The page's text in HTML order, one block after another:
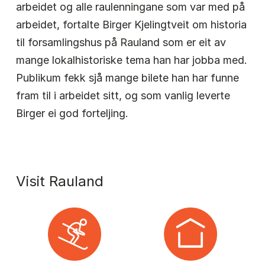
arbeidet og alle raulenningane som var med på
arbeidet, fortalte Birger Kjelingtveit om historia
til forsamlingshus på Rauland som er eit av
mange lokalhistoriske tema han har jobba med.
Publikum fekk sjå mange bilete han har funne
fram til i arbeidet sitt, og som vanlig leverte
Birger ei god forteljing.
Visit Rauland